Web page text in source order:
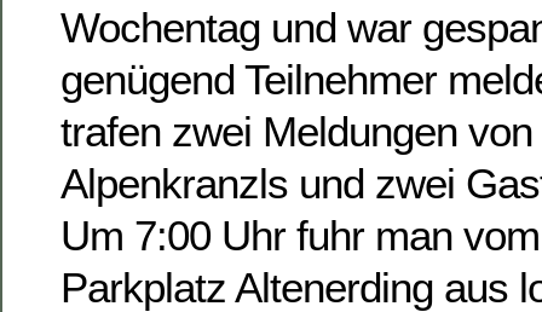
Wochentag und war
genügend Teilnehmer
trafen zwei Meldungen
Alpenkranzls und zwei
Um 7:00 Uhr fuhr man
Parkplatz Altenerding aus